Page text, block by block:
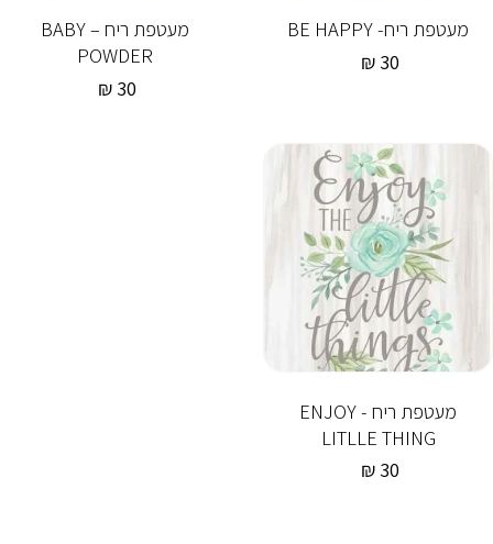
מעטפת ריח- BE HAPPY
מחיר
30 ₪
מעטפת ריח – BABY
POWDER
מחיר
30 ₪
מעטפת ריח - ENJOY
LITLLE THING
מחיר
30 ₪